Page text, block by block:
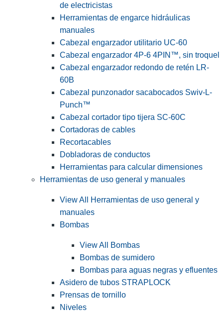
de electricistas
Herramientas de engarce hidráulicas
manuales
Cabezal engarzador utilitario UC-60
Cabezal engarzador 4P-6 4PIN™, sin troquel
Cabezal engarzador redondo de retén LR-
60B
Cabezal punzonador sacabocados Swiv-L-
Punch™
Cabezal cortador tipo tijera SC-60C
Cortadoras de cables
Recortacables
Dobladoras de conductos
Herramientas para calcular dimensiones
Herramientas de uso general y manuales
View All Herramientas de uso general y
manuales
Bombas
View All Bombas
Bombas de sumidero
Bombas para aguas negras y efluentes
Asidero de tubos STRAPLOCK
Prensas de tornillo
Niveles